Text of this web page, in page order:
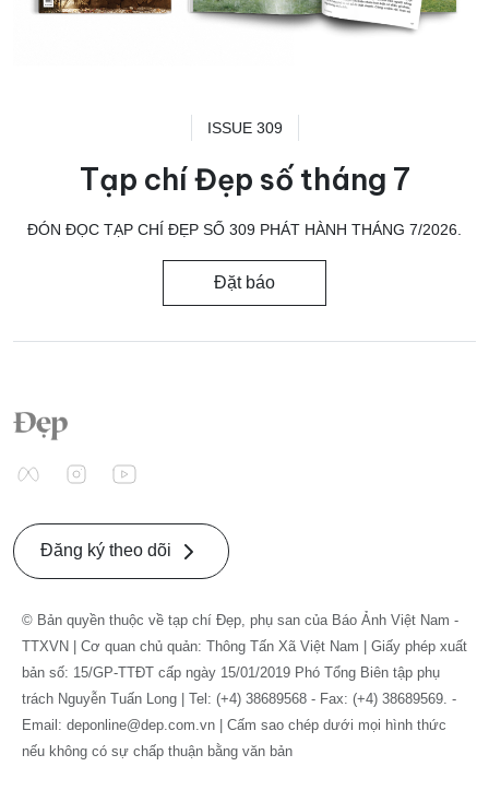
ISSUE 309
Tạp chí Đẹp số tháng 7
ĐÓN ĐỌC TẠP CHÍ ĐẸP SỐ 309 PHÁT HÀNH THÁNG 7/2026.
Đặt báo
Đăng ký theo dõi
© Bản quyền thuộc về tạp chí Đẹp, phụ san của Báo Ảnh Việt Nam -
TTXVN | Cơ quan chủ quản: Thông Tấn Xã Việt Nam | Giấy phép xuất
bản số: 15/GP-TTĐT cấp ngày 15/01/2019 Phó Tổng Biên tập phụ
trách Nguyễn Tuấn Long | Tel: (+4) 38689568 - Fax: (+4) 38689569. -
Email: deponline@dep.com.vn | Cấm sao chép dưới mọi hình thức
nếu không có sự chấp thuận bằng văn bản